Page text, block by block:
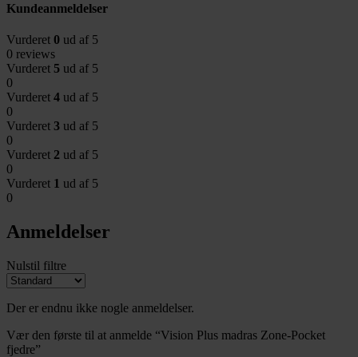
Kundeanmeldelser
Vurderet 0 ud af 5
0 reviews
Vurderet 5 ud af 5
0
Vurderet 4 ud af 5
0
Vurderet 3 ud af 5
0
Vurderet 2 ud af 5
0
Vurderet 1 ud af 5
0
Anmeldelser
Nulstil filtre
Der er endnu ikke nogle anmeldelser.
Vær den første til at anmelde “Vision Plus madras Zone-Pocket
fjedre”